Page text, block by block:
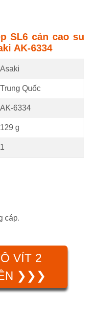
SL6 cán cao su
AK-6334
Asaki
Trung Quốc
AK-6334
129 g
1
cáp.
VÍT 2
❯❯❯